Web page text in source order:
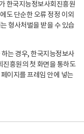
한국지능정보사회진흥원
도 단순한 오류 정정 이외
형사처벌을 받을 수 있습
는 경우, 한국지능정보사
흥원의 첫 화면을 통하도
이지를 프레임 안에 넣는